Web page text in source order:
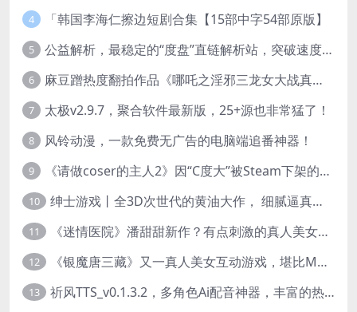
4 「韩国李海仁擦边短剧合集【15部中字54部原版】
5 公益解析，最稳定的“度盘”直链解析站，突破速度限制
6 麻豆蹭热度翻拍作品《哪吒之淫邪三龙女大战真阳魔童》 已上线
7 太极v2.9.7，聚合软件最新版，25+源也非常猛了！
8 风铃动漫，一款免费无广告的电脑端追番神器！
9 《请做coser的主人2》因“C度大”被Steam下架的真人美女互动游戏！
10 绅士游戏丨全3D次世代的黄油大作， 细腻逼真的双人互动狂想曲！
11 《迷情医院》潘甜甜新作？有点刺激的真人美女互动游戏
12 《银魔唐三藏》又一真人美女互动游戏，堪比M豆！
13 祈风TTS_v0.1.3.2，多角色Ai配音神器，丰富的热门音色